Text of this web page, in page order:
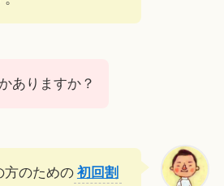
ありますか？
方のための 初回割